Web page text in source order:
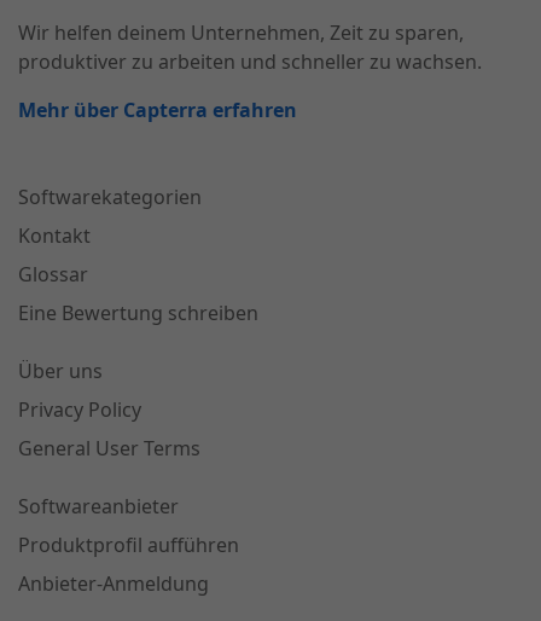
Wir helfen deinem Unternehmen, Zeit zu sparen,
produktiver zu arbeiten und schneller zu wachsen.
Mehr über Capterra erfahren
Softwarekategorien
Kontakt
Glossar
Eine Bewertung schreiben
Über uns
Privacy Policy
General User Terms
Softwareanbieter
Produktprofil aufführen
Anbieter-Anmeldung